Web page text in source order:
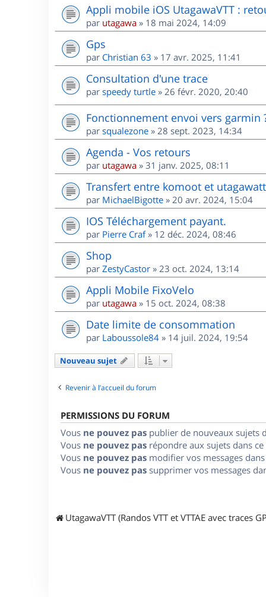
Appli mobile iOS UtagawaVTT :
par utagawa » 18 mai 2024, 14:09
Gps
par Christian 63 » 17 avr. 2025, 11:41
Consultation d'une trace
par speedy turtle » 26 févr. 2020, 20:40
Fonctionnement envoi vers garmin
par squalezone » 28 sept. 2023, 14:34
Agenda - Vos retours
par utagawa » 31 janv. 2025, 08:11
Transfert entre komoot et utagawatt
par MichaelBigotte » 20 avr. 2024, 15:04
IOS Téléchargement payant.
par Pierre Craf» 12 déc. 2024, 08:46
Shop
par ZestyCastor » 23 oct. 2024, 13:14
Appli Mobile FixoVelo
par utagawa » 15 oct. 2024, 08:38
Date limite de consommation
par Laboussole84 » 14 juil. 2024, 19:54
Nouveau sujet
Revenir à l’accueil du forum
PERMISSIONS DU FORUM
Vous ne pouvez pas publier de nouveaux sujets
Vous ne pouvez pas répondre aux sujets dans
Vous ne pouvez pas modifier vos messages
Vous ne pouvez pas supprimer vos messages
UtagawaVTT (Randos VTT et VTTAE avec traces